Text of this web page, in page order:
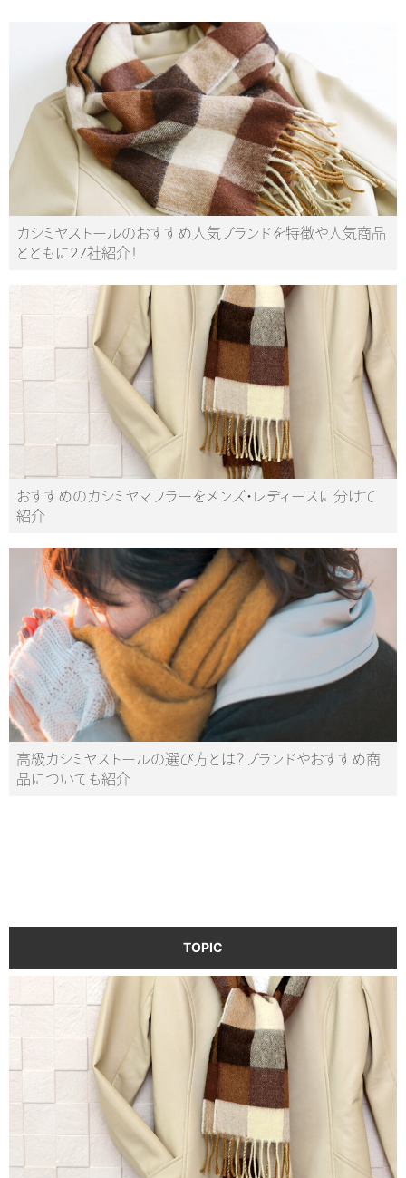
カシミヤストールのおすすめ人気ブランドを特徴や人気商品
とともに27社紹介！
おすすめのカシミヤマフラーをメンズ・レディースに分けて
紹介
高級カシミヤストールの選び方とは？ブランドやおすすめ商
品についても紹介
TOPIC